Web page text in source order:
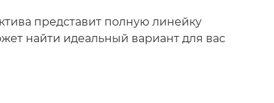
представит полную линейку
найти идеальный вариант для вас